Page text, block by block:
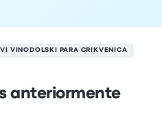
VINODOLSKI PARA CRIKVENICA
anteriormente